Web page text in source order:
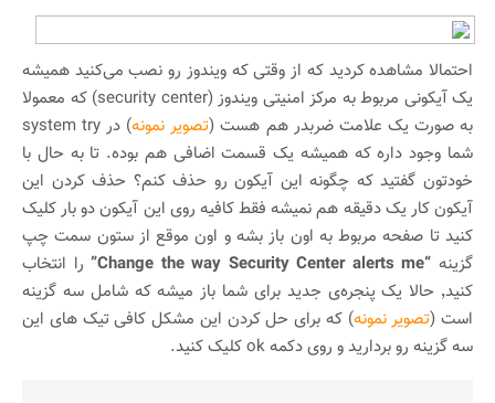
احتمالا مشاهده کردید که از وقتی که ویندوز رو نصب می‌کنید همیشه
یک آیکونی مربوط به مرکز امنیتی ویندوز (security center) که معمولا
به صورت یک علامت ضربدر هم هست (تصویر نمونه
) در system try
شما وجود داره که همیشه یک قسمت اضافی هم بوده. تا به حال با
خودتون گفتید که چگونه این آیکون رو حذف کنم؟ حذف کردن این
آیکون کار یک دقیقه هم نمیشه فقط کافیه روی این آیکون دو بار کلیک
کنید تا صفحه مربوط به اون باز بشه و اون موقع از ستون سمت چپ
گزینه “Change the way Security Center alerts me”
را انتخاب
کنید٬ حالا یک پنجره‌ی جدید برای شما باز میشه که شامل سه گزینه
است (تصویر نمونه) که برای حل کردن این مشکل کافی تیک های این
سه گزینه رو بردارید و روی دکمه ok کلیک کنید.